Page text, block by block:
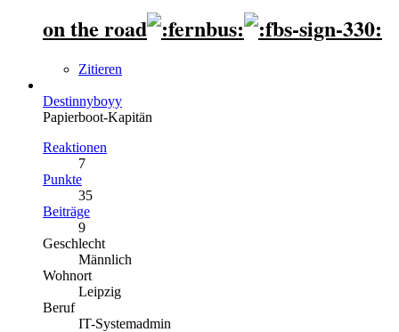
on the road
Zitieren
Destinnyboyy
Papierboot-Kapitän
Reaktionen
7
Punkte
35
Beiträge
9
Geschlecht
Männlich
Wohnort
Leipzig
Beruf
IT-Systemadmin